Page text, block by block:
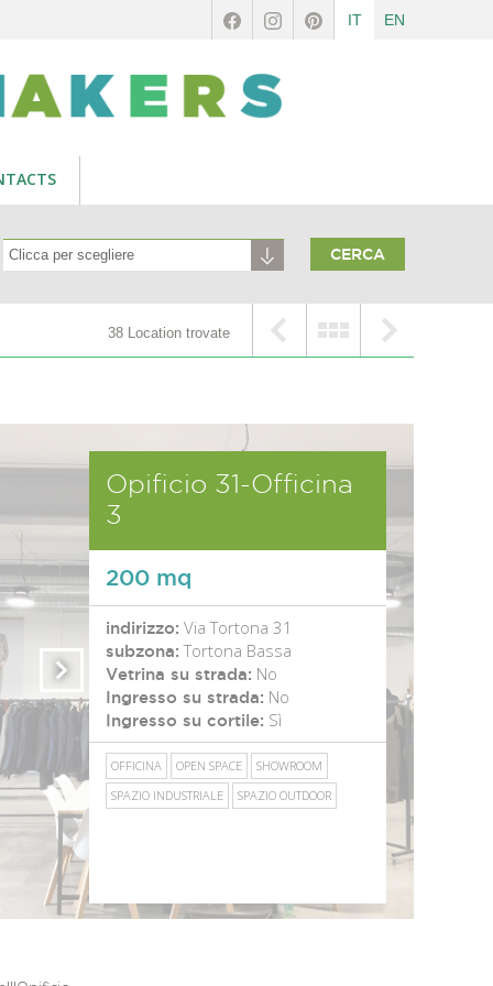
IT EN
38 Location trovate
Opificio 31-Officina
3
200 mq
indirizzo: Via Tortona 31
subzona: Tortona Bassa
Vetrina su strada: No
Ingresso su strada: No
Ingresso su cortile: Sì
OFFICINA OPEN SPACE
SHOWROOM
SPAZIO INDUSTRIALE
SPAZIO OUTDOOR